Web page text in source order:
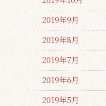
2019年9月
2019年8月
2019年7月
2019年6月
2019年5月